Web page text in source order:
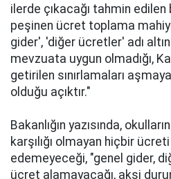
ilerde çıkacağı tahmin
peşinen ücret toplama
gider', 'diğer ücretler' adı
mevzuata uygun olmadığı,
getirilen sınırlamaları
olduğu açıktır."
Bakanlığın yazısında,
karşılığı olmayan hiçbir
edemeyeceği, "genel gider,
ücret alamayacağı, aksi